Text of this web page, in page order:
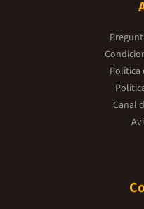
Política
Canal